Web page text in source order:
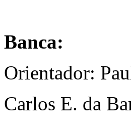
Banca:
Orientador:
Carlos E. da